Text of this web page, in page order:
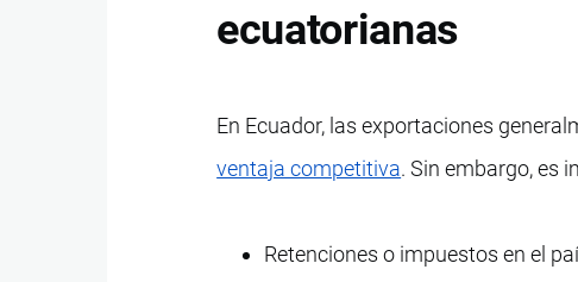
ecuatorianas
En Ecuador, las exportaciones
ventaja competitiva. Sin embargo, es
Retenciones o impuestos en el